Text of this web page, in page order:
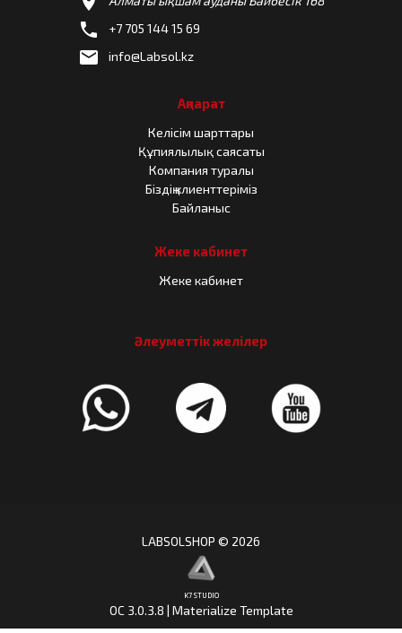
phone +7 705 144 15 69
email info@Labsol.kz
Ақпарат
Келісім шарттары
Құпиялылық саясаты
Компания туралы
Біздің клиенттеріміз
Байланыс
Жеке кабинет
Жеке кабинет
Әлеуметтік желілер
LABSOLSHOP © 2026
K7 STUDIO
OC 3.0.3.8 | Materialize Template